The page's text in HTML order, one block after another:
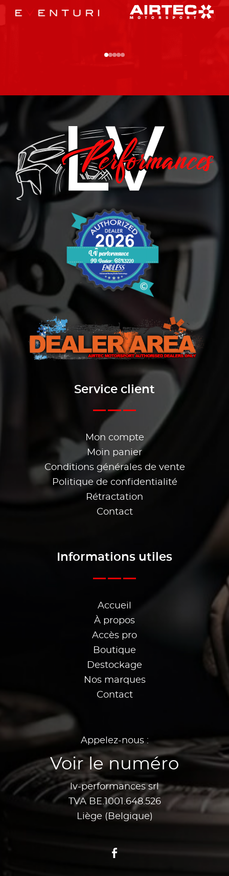
Service client
Mon compte
Moin panier
Conditions générales de vente
Politique de confidentialité
Rétractation
Contact
Informations utiles
Accueil
À propos
Accès pro
Boutique
Destockage
Nos marques
Contact
Appelez-nous :
Voir le numéro
lv-performances srl
TVA BE.1001.648.526
Liège (Belgique)